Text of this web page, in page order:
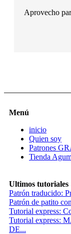
Aprovecho
Menú
inicio
Quien soy
Patrones
Tienda
Ultimos tutoriales
Patrón traducido:
Patrón de patito
Tutorial express:
Tutorial express:
DE...